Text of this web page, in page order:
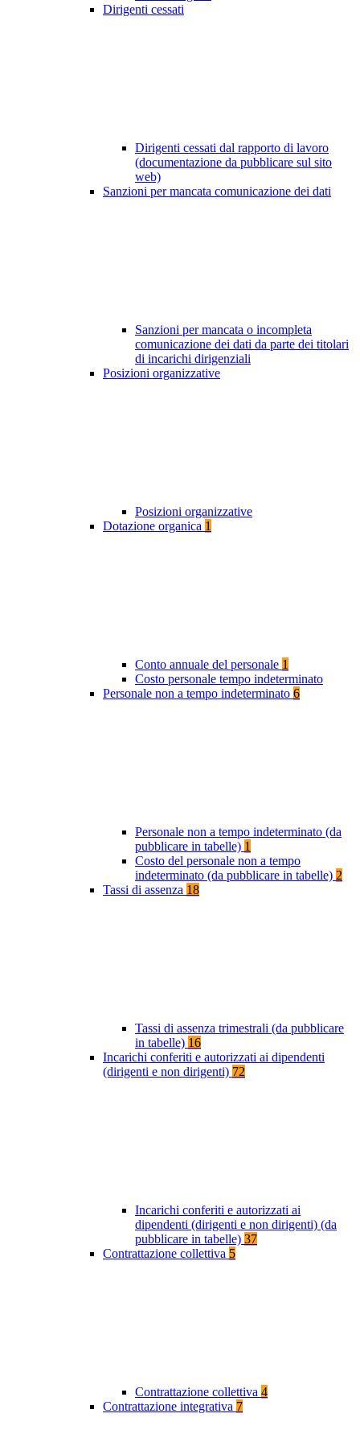
Dirigenti cessati
Dirigenti cessati dal rapporto di lavoro
(documentazione da pubblicare sul sito
web)
Sanzioni per mancata comunicazione dei dati
Sanzioni per mancata o incompleta
comunicazione dei dati da parte dei titolari
di incarichi dirigenziali
Posizioni organizzative
Posizioni organizzative
Dotazione organica 1
Conto annuale del personale 1
Costo personale tempo indeterminato
Personale non a tempo indeterminato 6
Personale non a tempo indeterminato (da
pubblicare in tabelle) 1
Costo del personale non a tempo
indeterminato (da pubblicare in tabelle) 2
Tassi di assenza 18
Tassi di assenza trimestrali (da pubblicare
in tabelle) 16
Incarichi conferiti e autorizzati ai dipendenti
(dirigenti e non dirigenti) 72
Incarichi conferiti e autorizzati ai
dipendenti (dirigenti e non dirigenti) (da
pubblicare in tabelle) 37
Contrattazione collettiva 5
Contrattazione collettiva 4
Contrattazione integrativa 7